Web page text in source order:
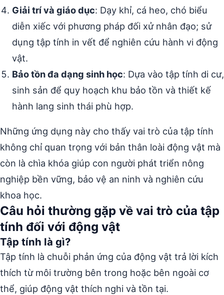
Giải trí và giáo dục: Dạy khỉ, cá heo, chó biểu
diễn xiếc với phương pháp đối xử nhân đạo; sử
dụng tập tính in vết để nghiên cứu hành vi động
vật.
Bảo tồn đa dạng sinh học: Dựa vào tập tính di cư,
sinh sản để quy hoạch khu bảo tồn và thiết kế
hành lang sinh thái phù hợp.
Những ứng dụng này cho thấy vai trò của tập tính
không chỉ quan trọng với bản thân loài động vật mà
còn là chìa khóa giúp con người phát triển nông
nghiệp bền vững, bảo vệ an ninh và nghiên cứu
khoa học.
Câu hỏi thường gặp về vai trò của tập
tính đối với động vật
Tập tính là gì?
Tập tính là chuỗi phản ứng của động vật trả lời kích
thích từ môi trường bên trong hoặc bên ngoài cơ
thể, giúp động vật thích nghi và tồn tại.